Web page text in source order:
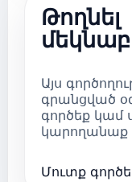
Թողնել
Այս
գրանցված
գործեք կամ
կարողանաք
Մուտք